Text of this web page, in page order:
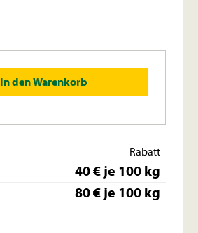
In den Warenkorb
Rabatt
40 € je 100 kg
80 € je 100 kg